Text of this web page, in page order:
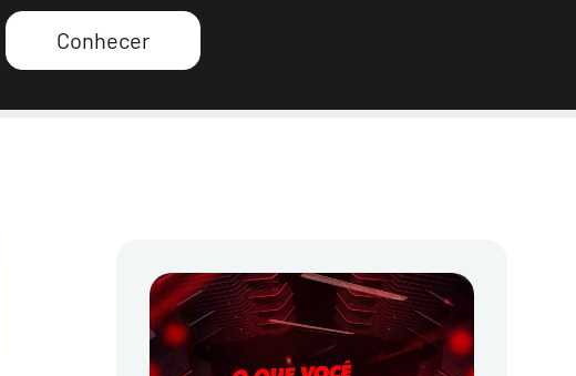
Conhecer